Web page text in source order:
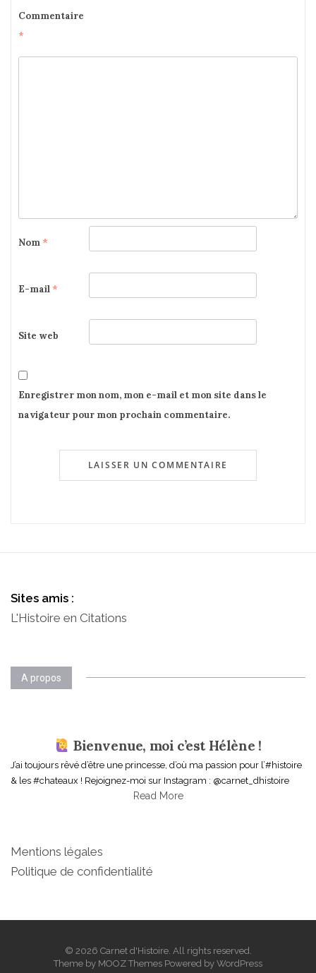
Commentaire
*
Nom *
E-mail *
Site web
Enregistrer mon nom, mon e-mail et mon site dans le
navigateur pour mon prochain commentaire.
Sites amis :
L'Histoire en Citations
A propos
Bienvenue, moi c’est Hélène !
J’ai toujours rêvé d’être une princesse, d’où ma passion pour l’#histoire
& les #chateaux ! Rejoignez-moi sur Instagram : @carnet_dhistoire
Read More
Mentions légales
Politique de confidentialité
© 2026 Carnet d'Histoire. All rights reserved.
Theme by MOOZ Themes Powered by WordPress